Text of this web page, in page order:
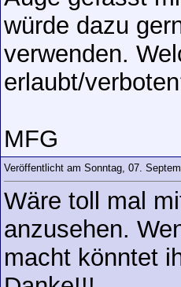
würde dazu
verwenden.
erlaubt/
MFG
Veröffentlicht am Sonntag, 07.
Wäre toll mal
anzusehen.
macht könntet